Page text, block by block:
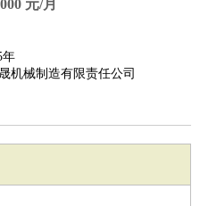
元/月
年
机械制造有限责任公司